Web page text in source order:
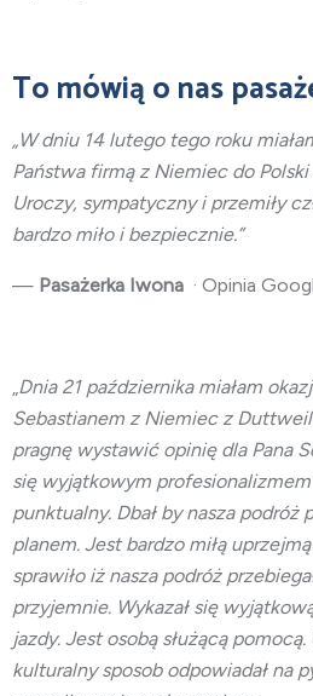
To mówią o nas
„W dniu 14 lutego tego roku
Państwa firmą z Niemiec do
Uroczy, sympatyczny i przemiły
bardzo miło i bezpiecznie.”
— Pasażerka Iwona · Opinia
Dnia 21 października miałam
Sebastianem z Niemiec z
pragnę wystawić opinię dla Pana
się wyjątkowym
punktualny. Dbał by nasza podróż
planem. Jest bardzo miłą
sprawiło iż nasza podróż
przyjemnie. Wykazał się
jazdy. Jest osobą służącą
kulturalny sposob odpowiadał na